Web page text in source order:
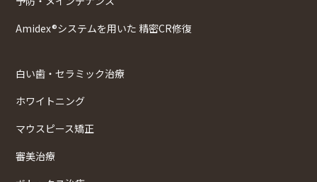
Amidex®システムを用いた 精密CR修復
白い歯・セラミック治療
ホワイトニング
マウスピース矯正
審美治療